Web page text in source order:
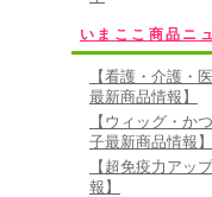
いまここ商品ニ
【看護・介護・
最新商品情報】
【ウィッグ・か
子最新商品情報】
【超免疫力アッ
報】